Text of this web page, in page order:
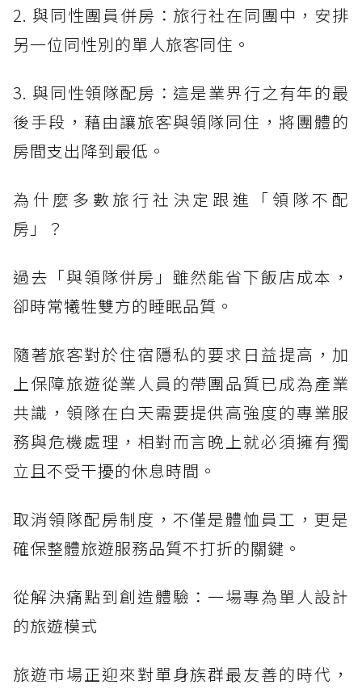
2. 與同性團員併房：旅行社在同團中，安排
另一位同性別的單人旅客同住。
3. 與同性領隊配房：這是業界行之有年的最
後手段，藉由讓旅客與領隊同住，將團體的
房間支出降到最低。
為什麼多數旅行社決定跟進「領隊不配
房」？
過去「與領隊併房」雖然能省下飯店成本，
卻時常犧牲雙方的睡眠品質。
隨著旅客對於住宿隱私的要求日益提高，加
上保障旅遊從業人員的帶團品質已成為產業
共識，領隊在白天需要提供高強度的專業服
務與危機處理，相對而言晚上就必須擁有獨
立且不受干擾的休息時間。
取消領隊配房制度，不僅是體恤員工，更是
確保整體旅遊服務品質不打折的關鍵。
從解決痛點到創造體驗：一場專為單人設計
的旅遊模式
旅遊市場正迎來對單身族群最友善的時代，